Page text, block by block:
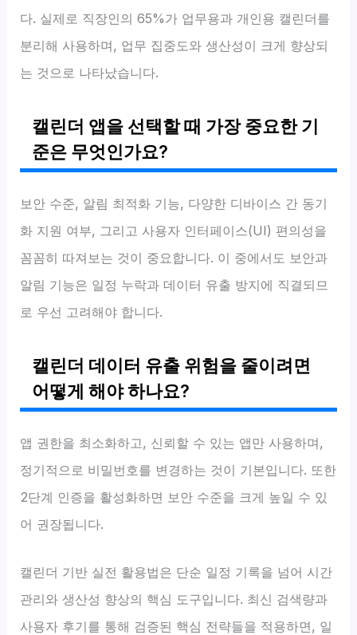
다. 실제로 직장인의 65%가 업무용과 개인용 캘린더를
분리해 사용하며, 업무 집중도와 생산성이 크게 향상되
는 것으로 나타났습니다.
캘린더 앱을 선택할 때 가장 중요한 기
준은 무엇인가요?
보안 수준, 알림 최적화 기능, 다양한 디바이스 간 동기
화 지원 여부, 그리고 사용자 인터페이스(UI) 편의성을
꼼꼼히 따져보는 것이 중요합니다. 이 중에서도 보안과
알림 기능은 일정 누락과 데이터 유출 방지에 직결되므
로 우선 고려해야 합니다.
캘린더 데이터 유출 위험을 줄이려면
어떻게 해야 하나요?
앱 권한을 최소화하고, 신뢰할 수 있는 앱만 사용하며,
정기적으로 비밀번호를 변경하는 것이 기본입니다. 또한
2단계 인증을 활성화하면 보안 수준을 크게 높일 수 있
어 권장됩니다.
캘린더 기반 실전 활용법은 단순 일정 기록을 넘어 시간
관리와 생산성 향상의 핵심 도구입니다. 최신 검색량과
사용자 후기를 통해 검증된 핵심 전략들을 적용하면, 일